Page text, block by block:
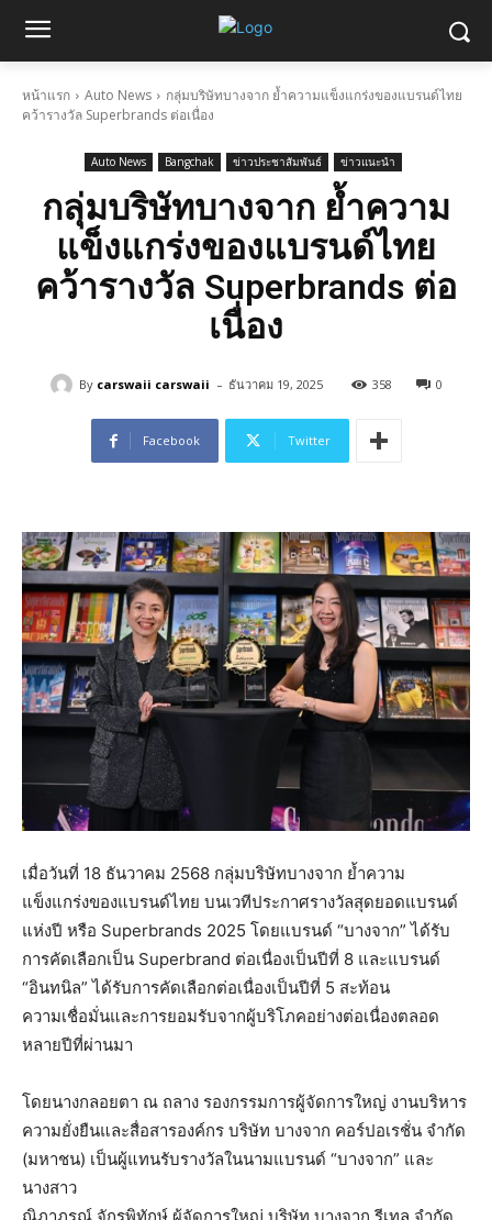
หน้าแรก Auto News
กลุ่มบริษัทบางจาก ย้ำความแข็งแกร่งของแบรนด์ไทย
คว้ารางวัล Superbrands ต่อเนื่อง
Auto News Bangchak ข่าวประชาสัมพันธ์ ข่าวแนะนำ
กลุ่มบริษัทบางจาก ย้ำความ
แข็งแกร่งของแบรนด์ไทย
คว้ารางวัล Superbrands ต่อ
เนื่อง
By carswaii carswaii - ธันวาคม 19, 2025 358 0
Facebook Twitter
เมื่อวันที่ 18 ธันวาคม 2568 กลุ่มบริษัทบางจาก ย้ำความ
แข็งแกร่งของแบรนด์ไทย บนเวทีประกาศรางวัลสุดยอดแบรนด์
แห่งปี หรือ Superbrands 2025 โดยแบรนด์ “บางจาก” ได้รับ
การคัดเลือกเป็น Superbrand ต่อเนื่องเป็นปีที่ 8 และแบรนด์
“อินทนิล” ได้รับการคัดเลือกต่อเนื่องเป็นปีที่ 5 สะท้อน
ความเชื่อมั่นและการยอมรับจากผู้บริโภคอย่างต่อเนื่องตลอด
หลายปีที่ผ่านมา
โดยนางกลอยตา ณ ถลาง รองกรรมการผู้จัดการใหญ่ งานบริหาร
ความยั่งยืนและสื่อสารองค์กร บริษัท บางจาก คอร์ปอเรชั่น จำกัด
(มหาชน) เป็นผู้แทนรับรางวัลในนามแบรนด์ “บางจาก” และ
นางสาว